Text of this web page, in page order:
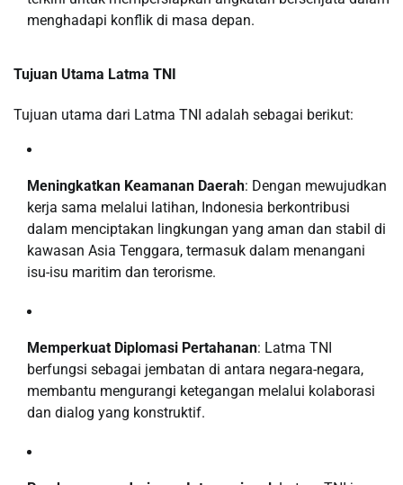
menghadapi konflik di masa depan.
Tujuan Utama Latma TNI
Tujuan utama dari Latma TNI adalah sebagai berikut:
Meningkatkan Keamanan Daerah: Dengan mewujudkan
kerja sama melalui latihan, Indonesia berkontribusi
dalam menciptakan lingkungan yang aman dan stabil di
kawasan Asia Tenggara, termasuk dalam menangani
isu-isu maritim dan terorisme.
Memperkuat Diplomasi Pertahanan: Latma TNI
berfungsi sebagai jembatan di antara negara-negara,
membantu mengurangi ketegangan melalui kolaborasi
dan dialog yang konstruktif.